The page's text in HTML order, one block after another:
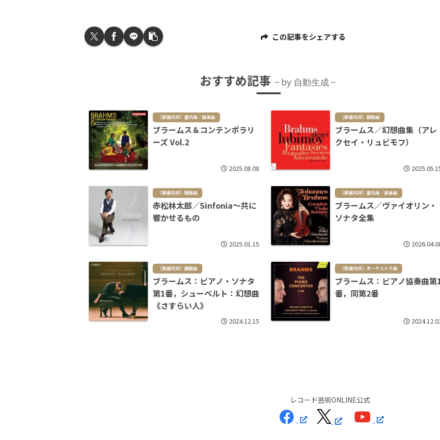
この記事をシェアする
おすすめ記事 by 自動生成
［新譜月評］室内楽／器楽曲
ブラームス＆コンテンポラリ
ーズ Vol.2
2025.08.08
［新譜月評］鍵盤曲
ブラームス／幻想曲集（アレ
クセイ・リュビモフ）
［新譜月評］鍵盤曲
赤松林太郎／Sinfonia～共に
響かせるもの
2025.01.15
［新譜月評］室内楽／器楽曲
ブラームス／ヴァイオリン・
ソナタ全集
［新譜月評］鍵盤曲
ブラームス：ピアノ・ソナタ
第1番，シューベルト：幻想曲
《さすらい人》
2024.12.15
［新譜月評］オーケストラ曲
ブラームス：ピアノ協奏曲第
番，同第2番
レコード芸術ONLINE公式